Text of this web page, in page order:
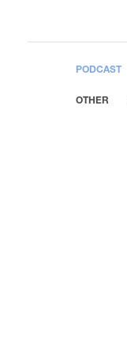
PODCAST
OTHER